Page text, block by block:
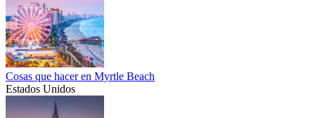
Cosas que hacer en Myrtle Beach
Estados Unidos